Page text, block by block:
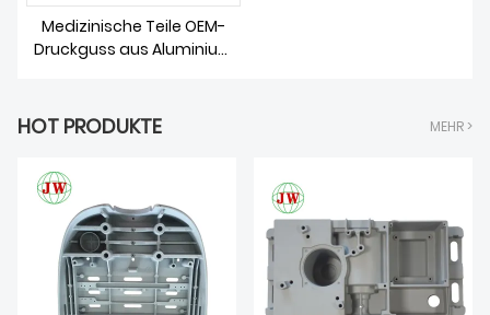
Medizinische Teile OEM-
Druckguss aus Aluminium
HOT PRODUKTE MEHR >